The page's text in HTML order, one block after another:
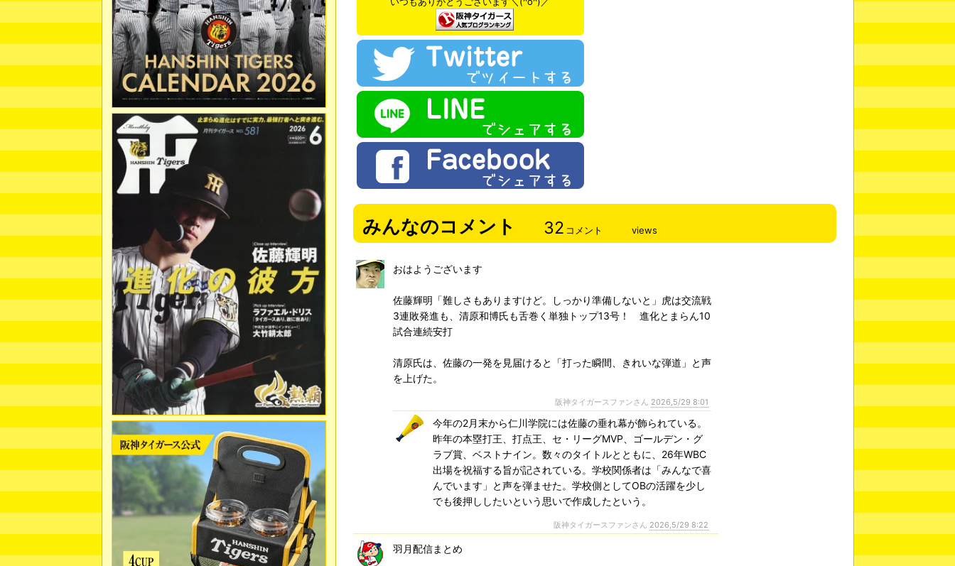
みんなのコメント 32 コメント views
おはようございます
佐藤輝明「難しさもありますけど。しっかり準備しないと」虎は交流戦
3連敗発進も、清原和博氏も舌巻く単独トップ13号！ 進化とまらん10
試合連続安打
清原氏は、佐藤の一発を見届けると「打った瞬間、きれいな弾道」と声
を上げた。
阪神タイガースファンさん 2026,5/29 8:01
今年の2月末から仁川学院には佐藤の垂れ幕が飾られている。
昨年の本塁打王、打点王、セ・リーグMVP、ゴールデン・グ
ラブ賞、ベストナイン。数々のタイトルとともに、26年WBC
出場を祝福する旨が記されている。学校関係者は「みんなで喜
んでいます」と声を弾ませた。学校側としてOBの活躍を少し
でも後押ししたいという思いで作成したという。
阪神タイガースファンさん 2026,5/29 8:22
羽月配信まとめ